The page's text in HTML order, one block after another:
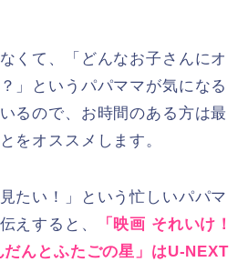
くて、「どんなお子さんにオ
」というパパママが気になる
るので、お時間のある方は最
をオススメします。
たい！」という忙しいパパマ
えすると、
「映画 それいけ！
んとふたごの星」はU-NEXT